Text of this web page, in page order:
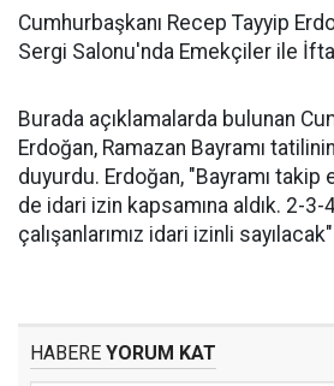
Cumhurbaşkanı Recep Tayyip
Sergi Salonu'nda Emekçiler ile
Burada açıklamalarda bulunan
Erdoğan, Ramazan Bayramı tatilinin
duyurdu. Erdoğan, "Bayramı
de idari izin kapsamına aldık. 2-
çalışanlarımız idari izinli
HABERE YORUM KAT